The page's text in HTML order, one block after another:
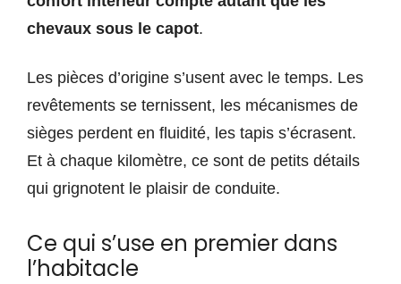
chevaux sous le capot.
Les pièces d’origine s’usent avec le temps. Les
revêtements se ternissent, les mécanismes de
sièges perdent en fluidité, les tapis s’écrasent.
Et à chaque kilomètre, ce sont de petits détails
qui grignotent le plaisir de conduite.
Ce qui s’use en premier dans
l’habitacle